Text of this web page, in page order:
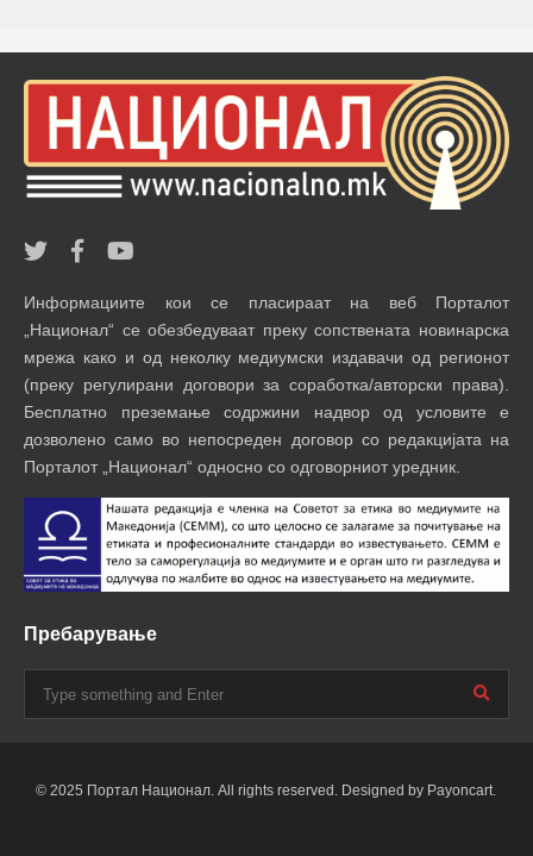
Информациите кои се пласираат на веб Порталот
„Национал“ се обезбедуваат преку сопствената новинарска
мрежа како и од неколку медиумски издавачи од регионот
(преку регулирани договори за соработка/авторски права).
Бесплатно преземање содржини надвор од условите е
дозволено само во непосреден договор со редакцијата на
Порталот „Национал“ односно со одговорниот уредник.
Пребарување
© 2025 Портал Национал. All rights reserved. Designed by Payoncart.